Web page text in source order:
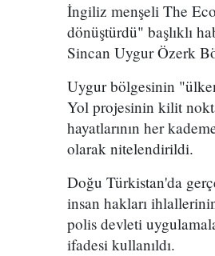
İngiliz menşeli The
dönüştürdü" başlıklı
Sincan Uygur Özerk
Uygur bölgesinin
Yol projesinin kilit
hayatlarının her
olarak nitelendirildi.
Doğu Türkistan'da
insan hakları
polis devleti
ifadesi kullanıldı.